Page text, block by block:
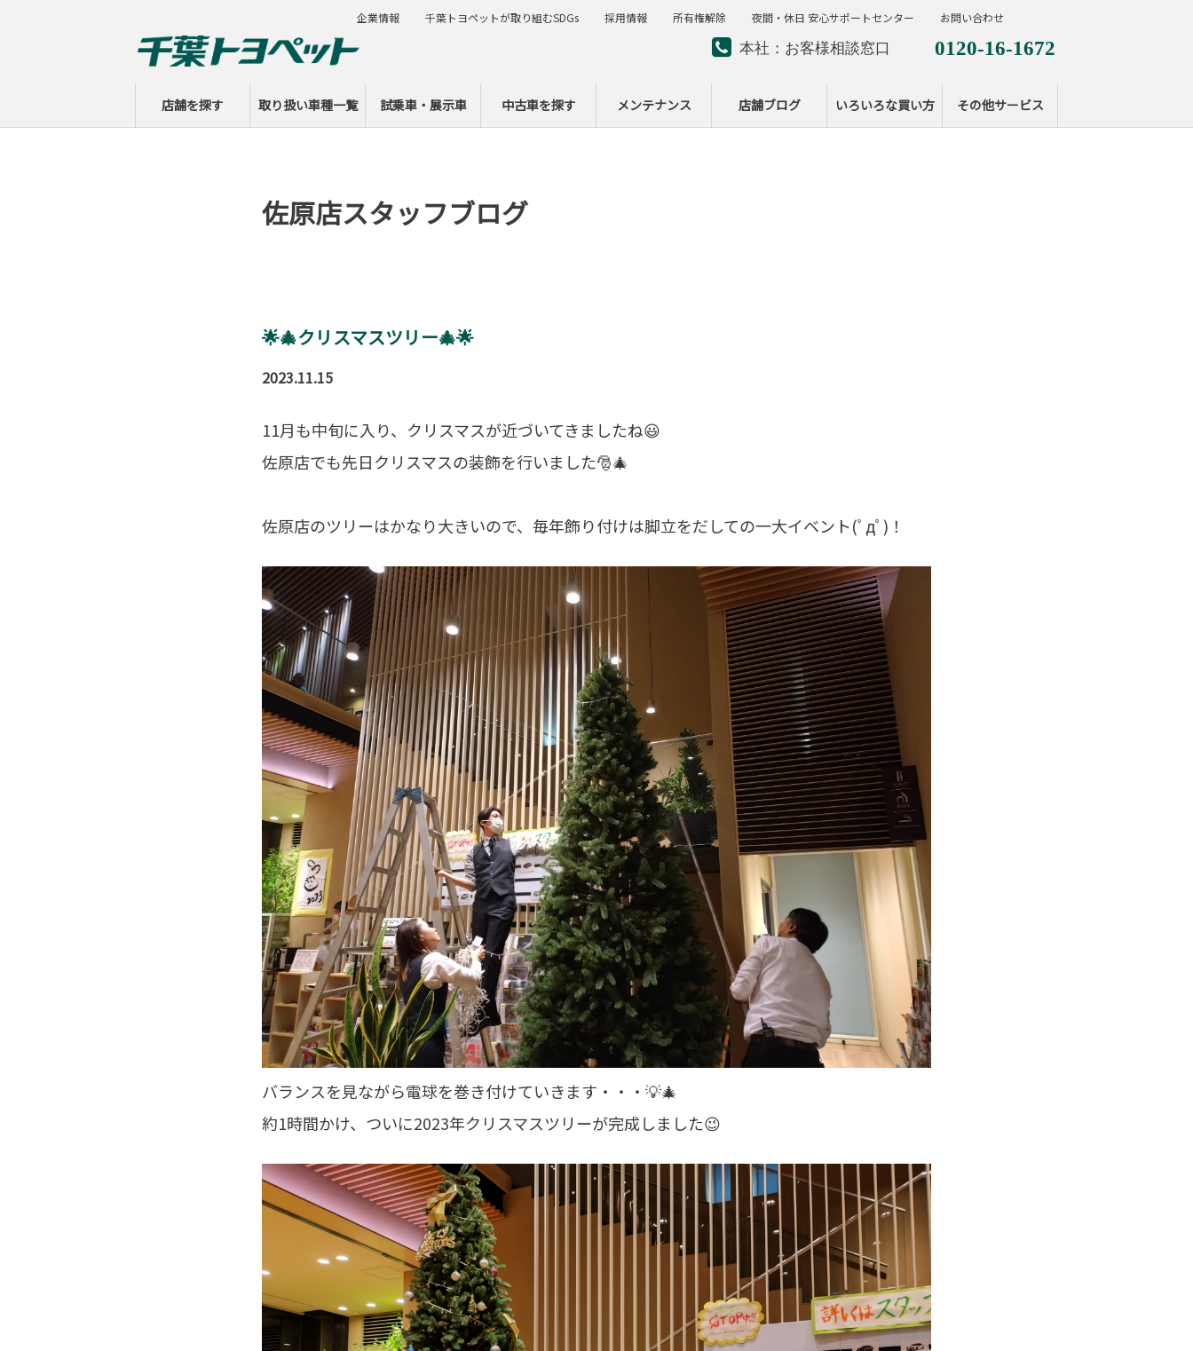
本社：お客様相談窓口 0120-16-1672
ー
店舗を探す 取り扱い車種一覧 試乗車・展示車 中古車を探す メンテナンス 店舗ブログ いろいろな買い方 その他サービス
企業情報 千葉トヨペットが取り組むSDGs 採用情報 所有権解除 夜間・休日 安心サポートセンター お問い合わせ
佐原店スタッフブログ
🌟🎄クリスマスツリー🎄🌟
2023.11.15
11月も中旬に入り、クリスマスが近づいてきましたね😃
佐原店でも先日クリスマスの装飾を行いました🎅🎄
佐原店のツリーはかなり大きいので、毎年飾り付けは脚立をだしての一大イベント(ﾟдﾟ)！
バランスを見ながら電球を巻き付けていきます・・・💡🎄
約1時間かけ、ついに2023年クリスマスツリーが完成しました😉